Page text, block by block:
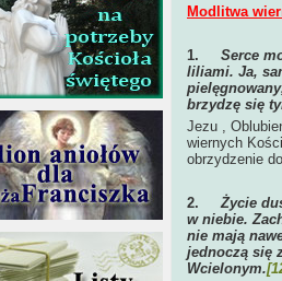
Modlitwa
1. Serce
liliami. Ja,
brzydzę się
Jezu ,
wiernych
obrzydzenie
2.Życie
w niebie.
nie mają
jednoczą się
Wcielonym.